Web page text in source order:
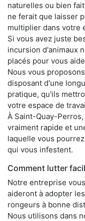
naturelles ou bien
ne ferait que laisser
multiplier dans votre
Si vous avez juste
incursion d'animaux
placés pour vous
Nous vous
disposant d'une
pratique, qu'ils
votre espace de
À Saint-Quay-
vraiment rapide et
laquelle vous
qui vous infestent.
Comment lutter
Notre entreprise
aideront à adopter
rongeurs à bonne
Nous utilisons dans